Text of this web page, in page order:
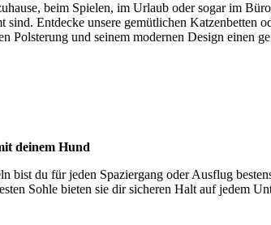
beim Spielen, im Urlaub oder sogar im
Entdecke unsere gemütlichen
und seinem modernen Design einen
deinem Hund
bist du für jeden Spaziergang oder Ausflug
Sohle bieten sie dir sicheren Halt auf jedem